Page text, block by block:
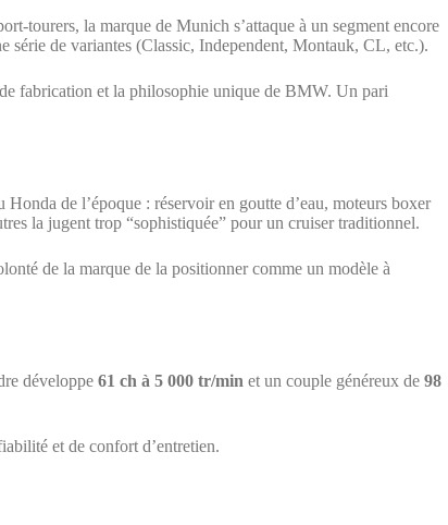
tourers, la marque de Munich s’attaque à un segment encore
série de variantes (Classic, Independent, Montauk, CL, etc.).
fabrication et la philosophie unique de BMW. Un pari
de l’époque : réservoir en goutte d’eau, moteurs boxer
la jugent trop “sophistiquée” pour un cruiser traditionnel.
de la marque de la positionner comme un modèle à
développe 61 ch à 5 000 tr/min et un couple généreux de 98
et de confort d’entretien.